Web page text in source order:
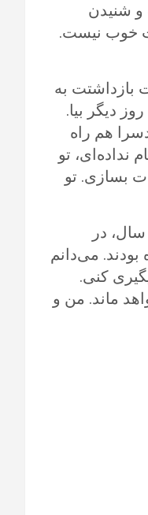
و شنیدن
خوب نیست.
بازداشتت به
دیگر بیا.
هم راه
نداده‌ای، تو
بسازی. تو
یادم می‌آید سال‌ها پیش چقدر برای جمع‌آوری سابقه پدرت تلاش کردی. پیرمرد ۴۰ سال، در
می‌دانم
کنی.
ماند. من و